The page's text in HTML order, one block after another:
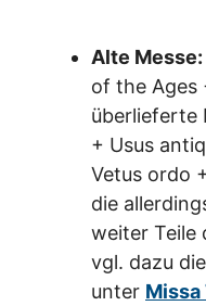
Alte Messe:
of the Ages
überlieferte
+ Usus
Vetus ordo
die
weiter Teile
vgl. dazu
unter Missa